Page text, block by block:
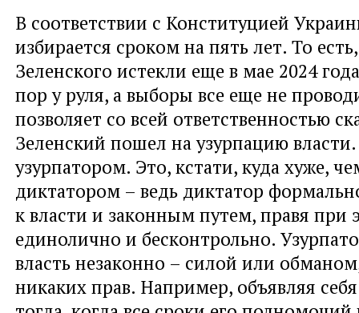
В соответствии с Конституцией
избирается сроком на пять лет. То
Зеленского истекли еще в мае 2024
пор у руля, а выборы все еще не
позволяет со всей ответственностью
Зеленский пошел на узурпацию власти.
узурпатором. Это, кстати, куда хуже,
диктатором – ведь диктатор
к власти и законным путем, правя при
единолично и бесконтрольно.
власть незаконно – силой или
никаких прав. Например, объявляя